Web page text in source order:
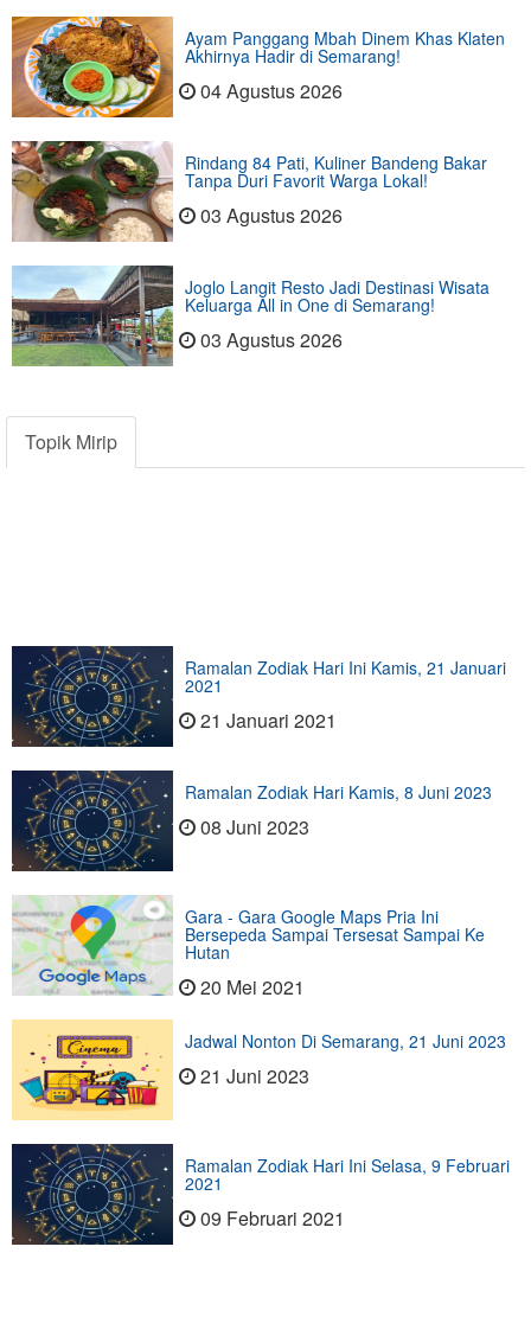
Ayam Panggang Mbah Dinem Khas Klaten
Akhirnya Hadir di Semarang!
04 Agustus 2026
Rindang 84 Pati, Kuliner Bandeng Bakar
Tanpa Duri Favorit Warga Lokal!
03 Agustus 2026
Joglo Langit Resto Jadi Destinasi Wisata
Keluarga All in One di Semarang!
03 Agustus 2026
Topik Mirip
Ramalan Zodiak Hari Ini Kamis, 21 Januari
2021
21 Januari 2021
Ramalan Zodiak Hari Kamis, 8 Juni 2023
08 Juni 2023
Gara - Gara Google Maps Pria Ini
Bersepeda Sampai Tersesat Sampai Ke
Hutan
20 Mei 2021
Jadwal Nonton Di Semarang, 21 Juni 2023
21 Juni 2023
Ramalan Zodiak Hari Ini Selasa, 9 Februari
2021
09 Februari 2021